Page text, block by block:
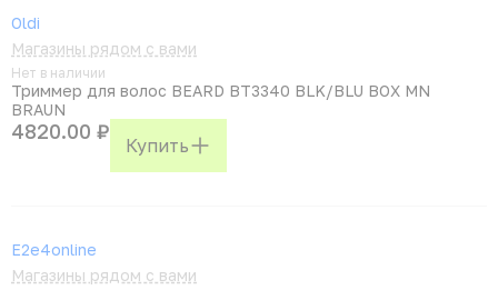
Oldi
Магазины рядом с вами
Нет в наличии
Триммер для волос BEARD BT3340 BLK/BLU BOX MN
BRAUN
4820.00 ₽
Купить
E2e4online
Магазины рядом с вами